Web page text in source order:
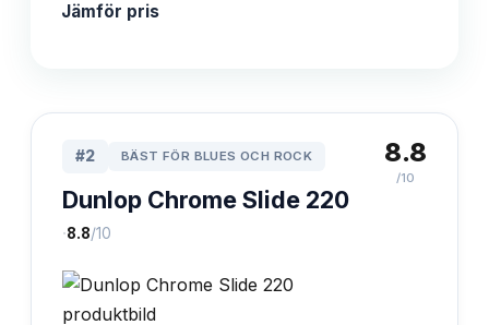
Jämför pris
#2 BÄST FÖR BLUES OCH ROCK
Dunlop Chrome Slide 220
·8.8/10
8.8
/10